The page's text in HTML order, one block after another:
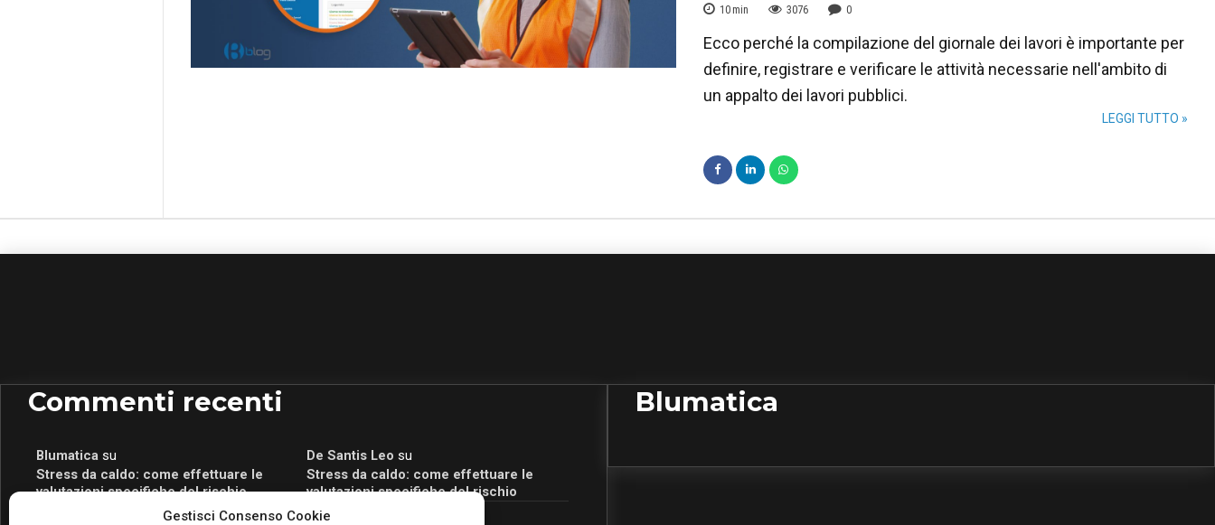
Gestisci Consenso Cookie
10 min 3076 0
Ecco perché la compilazione del giornale dei lavori è importante per
definire, registrare e verificare le attività necessarie nell'ambito di
un appalto dei lavori pubblici.
LEGGI TUTTO »
Commenti recenti
Blumaticasu
Stress da caldo: come effettuare le
valutazioni specifiche del rischio
De Santis Leo su
Stress da caldo: come effettuare le
valutazioni specifiche del rischio
Romeo Myrtaj
Blumatica